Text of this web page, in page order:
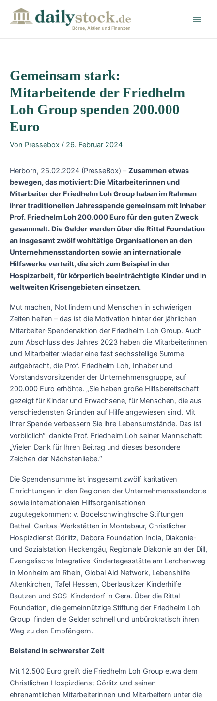
Börse, Aktien und Finanzen
Gemeinsam stark:
Mitarbeitende der Friedhelm
Loh Group spenden 200.000
Euro
Von Pressebox / 26. Februar 2024
Herborn, 26.02.2024 (PresseBox) –Zusammen etwas
bewegen, das motiviert: Die Mitarbeiterinnen und
Mitarbeiter der Friedhelm Loh Group haben im Rahmen
ihrer traditionellen Jahresspende gemeinsam mit Inhaber
Prof. Friedhelm Loh 200.000 Euro für den guten Zweck
gesammelt. Die Gelder werden über die Rittal Foundation
an insgesamt zwölf wohltätige Organisationen an den
Unternehmensstandorten sowie an internationale
Hilfswerke verteilt, die sich zum Beispiel in der
Hospizarbeit, für körperlich beeinträchtigte Kinder und in
weltweiten Krisengebieten einsetzen.
Mut machen, Not lindern und Menschen in schwierigen
Zeiten helfen – das ist die Motivation hinter der jährlichen
Mitarbeiter-Spendenaktion der Friedhelm Loh Group. Auch
zum Abschluss des Jahres 2023 haben die Mitarbeiterinnen
und Mitarbeiter wieder eine fast sechsstellige Summe
aufgebracht, die Prof. Friedhelm Loh, Inhaber und
Vorstandsvorsitzender der Unternehmensgruppe, auf
200.000 Euro erhöhte. „Sie haben große Hilfsbereitschaft
gezeigt für Kinder und Erwachsene, für Menschen, die aus
verschiedensten Gründen auf Hilfe angewiesen sind. Mit
Ihrer Spende verbessern Sie ihre Lebensumstände. Das ist
vorbildlich“, dankte Prof. Friedhelm Loh seiner Mannschaft:
„Vielen Dank für Ihren Beitrag und dieses besondere
Zeichen der Nächstenliebe.“
Die Spendensumme ist insgesamt zwölf karitativen
Einrichtungen in den Regionen der Unternehmensstandorte
sowie internationalen Hilfsorganisationen
zugutegekommen: v. Bodelschwinghsche Stiftungen
Bethel, Caritas-Werkstätten in Montabaur, Christlicher
Hospizdienst Görlitz, Debora Foundation India, Diakonie-
und Sozialstation Heckengäu, Regionale Diakonie an der Dill,
Evangelische Integrative Kindertagesstätte am Lerchenweg
in Monheim am Rhein, Global Aid Network, Lebenshilfe
Altenkirchen, Tafel Hessen, Oberlausitzer Kinderhilfe
Bautzen und SOS-Kinderdorf in Gera. Über die Rittal
Foundation, die gemeinnützige Stiftung der Friedhelm Loh
Group, finden die Gelder schnell und unbürokratisch ihren
Weg zu den Empfängern.
Beistand in schwerster Zeit
Mit 12.500 Euro greift die Friedhelm Loh Group etwa dem
Christlichen Hospizdienst Görlitz und seinen
ehrenamtlichen Mitarbeiterinnen und Mitarbeitern unter die